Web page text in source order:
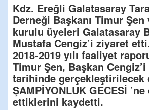
Kdz. Ereğli Galatasaray
Derneği Başkanı Timur
kurulu üyeleri Galatasaray
Mustafa Cengiz’i ziyaret
2018-2019 yılı faaliyet
Timur Şen, Başkan
tarihinde gerçekleştirilecek
ŞAMPİYONLUK GECESİ
ettiklerini kaydetti.